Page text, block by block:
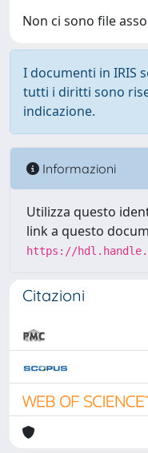
Non ci sono file
I documenti in IRIS
tutti i diritti sono
indicazione.
Informazioni
Utilizza questo
link a questo
https://
Citazioni